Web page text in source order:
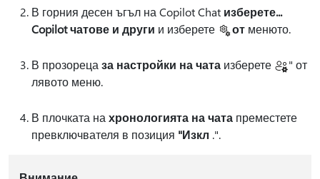
В горния десен ъгъл на Copilot Chat изберете...
Copilot чатове и други и изберете от менюто.
В прозорецаза настройки на чата изберете
" от
лявото меню.
В плочката нахронологията на чата преместете
превключвателя в позиция "Изкл .".